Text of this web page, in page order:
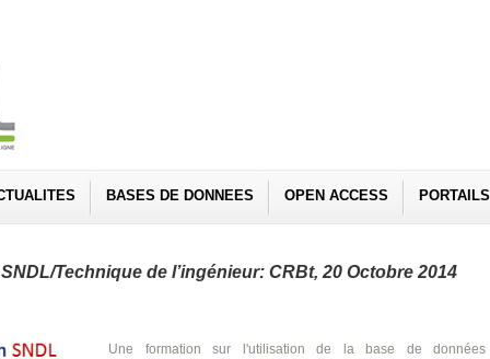
BASES DE DONNEES OPEN ACCESS PORTAILS
Technique de l’ingénieur: CRBt, 20 Octobre 2014
Une formation sur l'utilisation de la base de données